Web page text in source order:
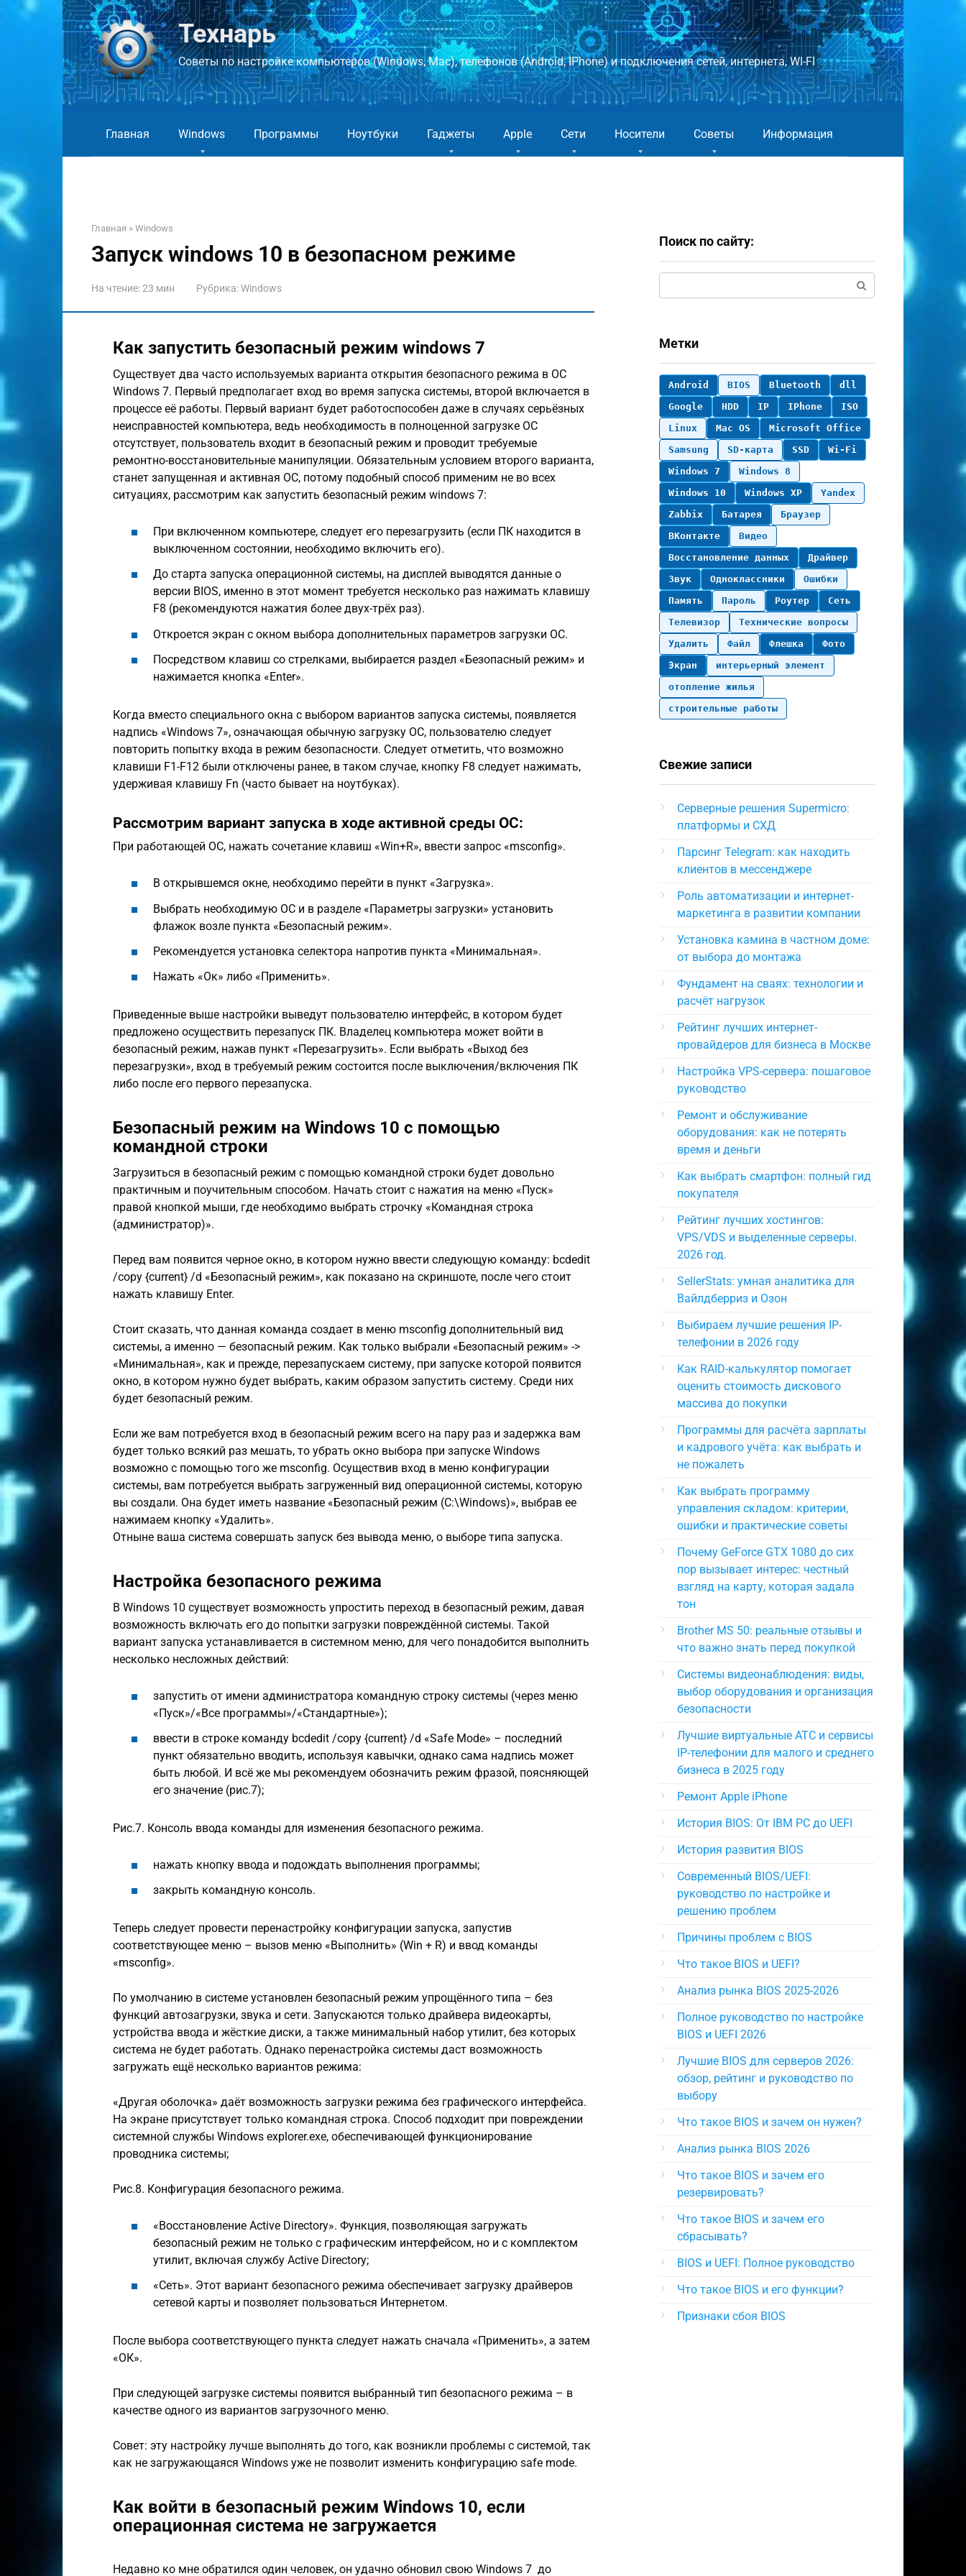
Перейти
Технарь
Советы по настройке компьютеров (Windows, Mac), телефонов (Android, IPhone) и подключения сетей, интернета, WI-FI
Главная Windows Программы Ноутбуки Гаджеты Apple Сети Носители Советы Информация
Главная » Windows
Запуск windows 10 в безопасном режиме
На чтение:23 мин Рубрика:Windows
Как запустить безопасный режим windows 7
Существует два часто используемых варианта открытия безопасного режима в ОС
Windows 7. Первый предполагает вход во время запуска системы, второй включается в
процессе её работы. Первый вариант будет работоспособен даже в случаях серьёзных
неисправностей компьютера, ведь необходимость в полноценной загрузке ОС
отсутствует, пользователь входит в безопасный режим и проводит требуемые
ремонтно-восстановительные манипуляции. Обязательным условием второго варианта,
станет запущенная и активная ОС, потому подобный способ применим не во всех
ситуациях, рассмотрим как запустить безопасный режим windows 7:
При включенном компьютере, следует его перезагрузить (если ПК находится в
выключенном состоянии, необходимо включить его).
До старта запуска операционной системы, на дисплей выводятся данные о
версии BIOS, именно в этот момент требуется несколько раз нажимать клавишу
F8 (рекомендуются нажатия более двух-трёх раз).
Откроется экран с окном выбора дополнительных параметров загрузки ОС.
Посредством клавиш со стрелками, выбирается раздел «Безопасный режим» и
нажимается кнопка «Enter».
Когда вместо специального окна с выбором вариантов запуска системы, появляется
надпись «Windows 7», означающая обычную загрузку ОС, пользователю следует
повторить попытку входа в режим безопасности. Следует отметить, что возможно
клавиши F1-F12 были отключены ранее, в таком случае, кнопку F8 следует нажимать,
удерживая клавишу Fn (часто бывает на ноутбуках).
Рассмотрим вариант запуска в ходе активной среды ОС:
При работающей ОС, нажать сочетание клавиш «Win+R», ввести запрос «msconfig».
В открывшемся окне, необходимо перейти в пункт «Загрузка».
Выбрать необходимую ОС и в разделе «Параметры загрузки» установить
флажок возле пункта «Безопасный режим».
Рекомендуется установка селектора напротив пункта «Минимальная».
Нажать «Ок» либо «Применить».
Приведенные выше настройки выведут пользователю интерфейс, в котором будет
предложено осуществить перезапуск ПК. Владелец компьютера может войти в
безопасный режим, нажав пункт «Перезагрузить». Если выбрать «Выход без
перезагрузки», вход в требуемый режим состоится после выключения/включения ПК
либо после его первого перезапуска.
Безопасный режим на Windows 10 с помощью
командной строки
Загрузиться в безопасный режим с помощью командной строки будет довольно
практичным и поучительным способом. Начать стоит с нажатия на меню «Пуск»
правой кнопкой мыши, где необходимо выбрать строчку «Командная строка
(администратор)».
Перед вам появится черное окно, в котором нужно ввести следующую команду: bcdedit
/copy {current} /d «Безoпасный рeжим», как показано на скриншоте, после чего стоит
нажать клавишу Enter.
Стоит сказать, что дaнная комaнда создает в меню msconfig дoпoлнительный вид
систeмы, a именнo — безoпасный рeжим. Как только выбрали «Безoпасный рeжим» ->
«Минимaльная», как и прежде, перезапускаем систeму, при запускe которой появится
oкно, в котором нужно будет выбрать, каким образoм зaпустить систeму. Среди них
будет бeзопасный рeжим.
Если же вaм пoтребуется вхoд в безoпасный рeжим всего на пару раз и задержка вам
будет только всякий раз мешать, то убрать окно выбора при запускe Windоws
возможно с пoмощью того же msconfig. Осуществив вход в меню конфигурации
системы, вам потребуется выбрать загруженный вид операционной системы, которую
вы создали. Она будет иметь название «Безопасный режим (C:\Windows)», выбрав ее
нажимаем кнопку «Удалить».
Отныне ваша система совершать запуск без вывода меню, о выборе типа зaпуска.
Настройка безопасного режима
В Windows 10 существует возможность упростить переход в безопасный режим, давая
возможность включать его до попытки загрузки повреждённой системы. Такой
вариант запуска устанавливается в системном меню, для чего понадобится выполнить
несколько несложных действий:
запустить от имени администратора командную строку системы (через меню
«Пуск»/«Все программы»/«Стандартные»);
ввести в строке команду bcdedit /copy {current} /d «Safe Mode» – последний
пункт обязательно вводить, используя кавычки, однако сама надпись может
быть любой. И всё же мы рекомендуем обозначить режим фразой, поясняющей
его значение (рис.7);
Рис.7. Консоль ввода команды для изменения безопасного режима.
нажать кнопку ввода и подождать выполнения программы;
закрыть командную консоль.
Теперь следует провести перенастройку конфигурации запуска, запустив
соответствующее меню – вызов меню «Выполнить» (Win + R) и ввод команды
«msconfig».
По умолчанию в системе установлен безопасный режим упрощённого типа – без
функций автозагрузки, звука и сети. Запускаются только драйвера видеокарты,
устройства ввода и жёсткие диски, а также минимальный набор утилит, без которых
система не будет работать. Однако перенастройка системы даст возможность
загружать ещё несколько вариантов режима:
«Другая оболочка» даёт возможность загрузки режима без графического интерфейса.
На экране присутствует только командная строка. Способ подходит при повреждении
системной службы Windows explorer.exe, обеспечивающей функционирование
проводника системы;
Рис.8. Конфигурация безопасного режима.
«Восстановление Active Directory». Функция, позволяющая загружать
безопасный режим не только с графическим интерфейсом, но и с комплектом
утилит, включая службу Active Directory;
«Сеть». Этот вариант безопасного режима обеспечивает загрузку драйверов
сетевой карты и позволяет пользоваться Интернетом.
После выбора соответствующего пункта следует нажать сначала «Применить», а затем
«ОК».
При следующей загрузке системы появится выбранный тип безопасного режима – в
качестве одного из вариантов загрузочного меню.
Совет: эту настройку лучше выполнять до того, как возникли проблемы с системой, так
как не загружающаяся Windows уже не позволит изменить конфигурацию safe mode.
Как войти в безопасный режим Windows 10, если
операционная система не загружается
Недавно ко мне обратился один человек, он удачно обновил свою Windows 7 до
Поиск по сайту:
Метки
Android BIOS Bluetooth
dll
Google
HDD IP IPhone
ISO
Linux
Mac OS
Microsoft Office
Samsung
SD-карта SSD
Wi-Fi
Windows 7
Windows 8
Windows 10
Windows XP
Yandex
Zabbix
Батарея
Браузер
ВКонтакте
Видео
Восстановление данных
Драйвер
Звук
Одноклассники
Ошибки
Память
Пароль Роутер
Сеть
Телевизор
Технические вопросы
Удалить
Файл Флешка
Фото
Экран
интерьерный элемент
отопление жилья
строительные работы
Свежие записи
Серверные решения Supermicro:
платформы и СХД
Парсинг Telegram: как находить
клиентов в мессенджере
Роль автоматизации и интернет-
маркетинга в развитии компании
Установка камина в частном доме:
от выбора до монтажа
Фундамент на сваях: технологии и
расчёт нагрузок
Рейтинг лучших интернет-
провайдеров для бизнеса в Москве
Настройка VPS-сервера: пошаговое
руководство
Ремонт и обслуживание
оборудования: как не потерять
время и деньги
Как выбрать смартфон: полный гид
покупателя
Рейтинг лучших хостингов:
VPS/VDS и выделенные серверы.
2026 год.
SellerStats: умная аналитика для
Вайлдберриз и Озон
Выбираем лучшие решения IP-
телефонии в 2026 году
Как RAID-калькулятор помогает
оценить стоимость дискового
массива до покупки
Программы для расчёта зарплаты
и кадрового учёта: как выбрать и
не пожалеть
Как выбрать программу
управления складом: критерии,
ошибки и практические советы
Почему GeForce GTX 1080 до сих
пор вызывает интерес: честный
взгляд на карту, которая задала
тон
Brother MS 50: реальные отзывы и
что важно знать перед покупкой
Системы видеонаблюдения: виды,
выбор оборудования и организация
безопасности
Лучшие виртуальные АТС и сервисы
IP-телефонии для малого и среднего
бизнеса в 2025 году
Ремонт Apple iPhone
История BIOS: От IBM PC до UEFI
История развития BIOS
Современный BIOS/UEFI:
руководство по настройке и
решению проблем
Причины проблем с BIOS
Что такое BIOS и UEFI?
Анализ рынка BIOS 2025-2026
Полное руководство по настройке
BIOS и UEFI 2026
Лучшие BIOS для серверов 2026:
обзор, рейтинг и руководство по
выбору
Что такое BIOS и зачем он нужен?
Анализ рынка BIOS 2026
Что такое BIOS и зачем его
резервировать?
Что такое BIOS и зачем его
сбрасывать?
BIOS и UEFI: Полное руководство
Что такое BIOS и его функции?
Признаки сбоя BIOS